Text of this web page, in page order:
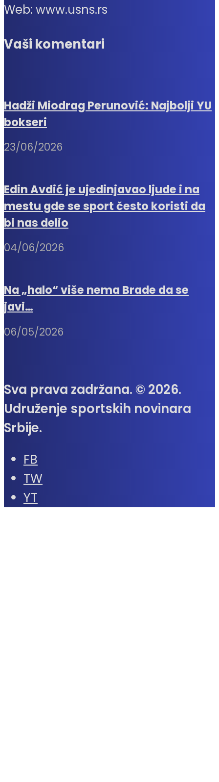
Web: www.usns.rs
Vaši komentari
Hadži Miodrag Perunović: Najbolji YU
bokseri
23/06/2026
Edin Avdić je ujedinjavao ljude i na
mestu gde se sport često koristi da
bi nas delio
04/06/2026
Na „halo“ više nema Brade da se
javi…
06/05/2026
Sva prava zadržana. © 2026.
Udruženje sportskih novinara
Srbije.
FB
TW
YT